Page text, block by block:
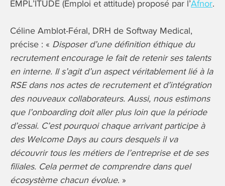
EMPL’ITUDE (Emploi et attitude) proposé par l’Afnor.
Céline Amblot-Féral, DRH de Softway Medical,
précise : « Disposer d’une définition éthique du
recrutement encourage le fait de retenir ses talents
en interne. Il s’agit d’un aspect véritablement lié à la
RSE dans nos actes de recrutement et d’intégration
des nouveaux collaborateurs. Aussi, nous estimons
que l’onboarding doit aller plus loin que la période
d’essai. C’est pourquoi chaque arrivant participe à
des Welcome Days au cours desquels il va
découvrir tous les métiers de l’entreprise et de ses
filiales. Cela permet de comprendre dans quel
écosystème chacun évolue. »